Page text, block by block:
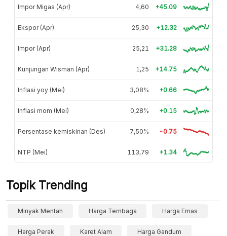
Impor Migas (Apr) 4,60 +45.09
Ekspor (Apr) 25,30 +12.32
Impor (Apr) 25,21 +31.28
Kunjungan Wisman (Apr) 1,25 +14.75
Inflasi yoy (Mei) 3,08% +0.66
Inflasi mom (Mei) 0,28% +0.15
Persentase kemiskinan (Des) 7,50% -0.75
NTP (Mei) 113,79 +1.34
Topik Trending
Minyak Mentah Harga Tembaga Harga Emas
Harga Perak Karet Alam Harga Gandum